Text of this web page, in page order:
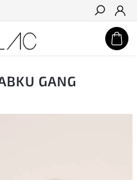
Hľadať
GANG